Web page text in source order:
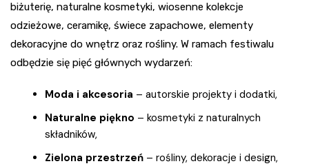
biżuterię, naturalne kosmetyki, wiosenne kolekcje
odzieżowe, ceramikę, świece zapachowe, elementy
dekoracyjne do wnętrz oraz rośliny. W ramach festiwalu
odbędzie się pięć głównych wydarzeń:
Moda i akcesoria – autorskie projekty i dodatki,
Naturalne piękno – kosmetyki z naturalnych
składników,
Zielona przestrzeń – rośliny, dekoracje i design,